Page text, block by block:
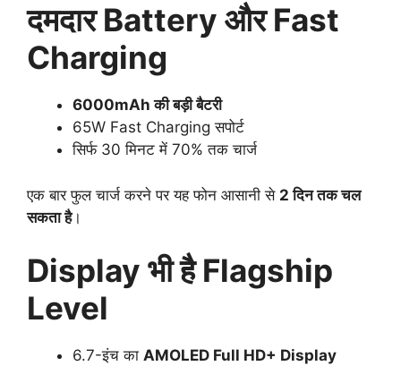
दमदार Battery और Fast
Charging
6000mAh की बड़ी बैटरी
65W Fast Charging सपोर्ट
सिर्फ 30 मिनट में 70% तक चार्ज
एक बार फुल चार्ज करने पर यह फोन आसानी से 2 दिन तक चल
सकता है।
Display भी है Flagship
Level
6.7-इंच का AMOLED Full HD+ Display